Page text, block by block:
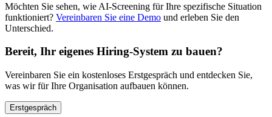
Möchten Sie sehen, wie AI-Screening für Ihre spezifische Situation
funktioniert? Vereinbaren Sie eine Demo und erleben Sie den
Unterschied.
Bereit, Ihr eigenes Hiring-System zu bauen?
Vereinbaren Sie ein kostenloses Erstgespräch und entdecken Sie,
was wir für Ihre Organisation aufbauen können.
Erstgespräch